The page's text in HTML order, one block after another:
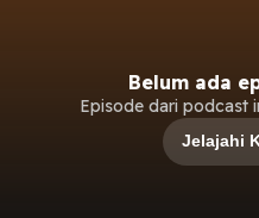
Belum ada
Episode dari podcast
Jelajahi